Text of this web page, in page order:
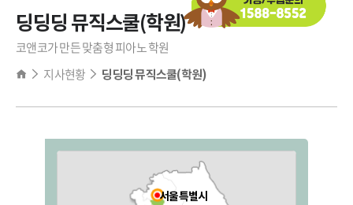
딩딩딩 뮤직스쿨(학원)
코앤코가 만든 맞춤형 피아노 학원
지사현황
딩딩딩 뮤직스쿨(학원)
서울특별시